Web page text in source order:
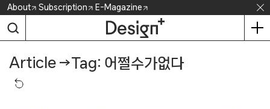
Skip
content
About Subscription E-Magazine
Article →Tag: 어쩔수가없다